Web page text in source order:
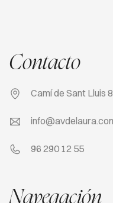
Contacto
Camí de Sant Lluis
96 290 12 55
Navegación